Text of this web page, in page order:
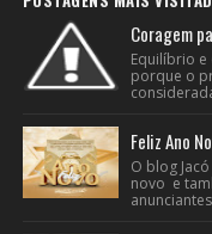
Coragem
Equilíbrio
porque o
Feliz Ano
O blog
novo e